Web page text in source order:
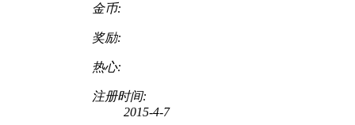
金币:
奖励:
热心:
注册时间:
2015-4-7